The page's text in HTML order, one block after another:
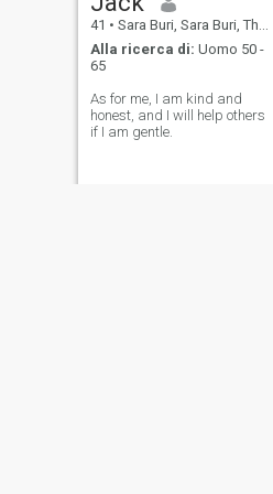
41 • Sara Buri, Sara Buri, Thailandia
Alla ricerca di: Uomo 50 -
65
As for me, I am kind and
honest, and I will help others
if I am gentle.